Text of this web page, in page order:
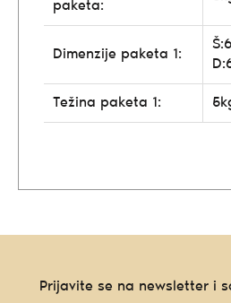
paketa:
Dimenzije paketa 1:
Težina paketa 1:
Prijavite se na newsletter i